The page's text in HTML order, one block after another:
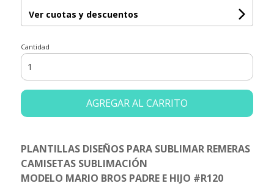
Ver cuotas y descuentos
Cantidad
AGREGAR AL CARRITO
PLANTILLAS DISEÑOS PARA SUBLIMAR REMERAS
CAMISETAS SUBLIMACIÓN
MODELO MARIO BROS PADRE E HIJO #R120